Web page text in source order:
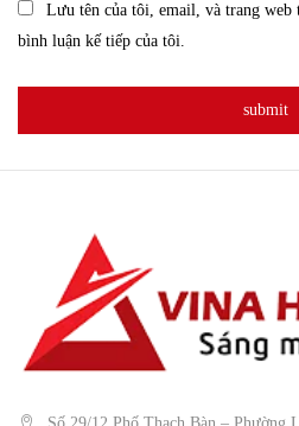
Lưu tên của tôi, email, và trang
bình luận kế tiếp của tôi.